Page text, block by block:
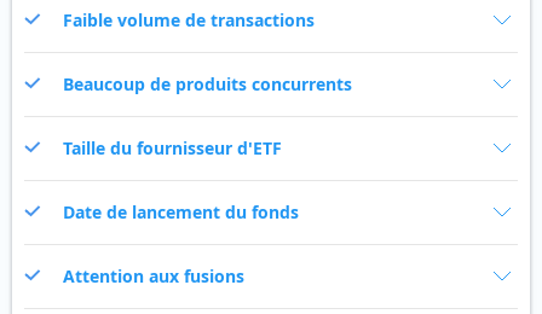
Faible volume de transactions
Beaucoup de produits concurrents
Taille du fournisseur d'ETF
Date de lancement du fonds
Attention aux fusions